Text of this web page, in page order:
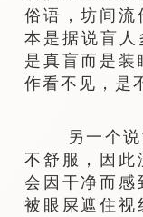
俗语，坊间流
本是据说盲人
是真盲而是装
作看不见，是
另一个说法
不舒服，因此
会因干净而感
被眼屎遮住视